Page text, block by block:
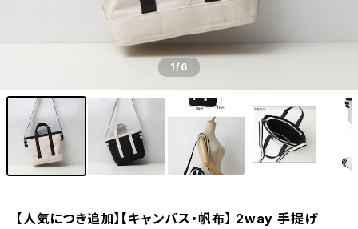
1/6
【人気につき追加】【キャンバス・帆布】 2way 手提げ